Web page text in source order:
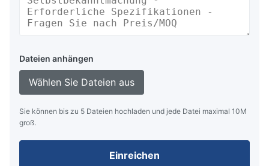
Dateien anhängen
Wählen Sie Dateien aus
Sie können bis zu 5 Dateien hochladen und jede Datei maximal 10M
groß.
Einreichen